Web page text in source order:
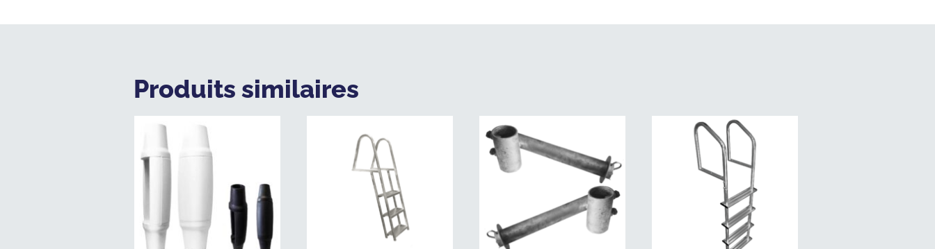
Produits similaires